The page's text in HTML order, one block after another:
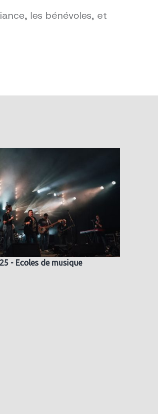
les bénévoles, et
- Ecoles de musique